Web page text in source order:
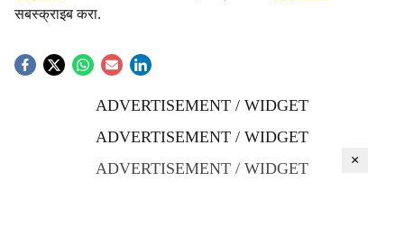
सबस्क्राइब करा.
ADVERTISEMENT / WIDGET
ADVERTISEMENT / WIDGET
ADVERTISEMENT / WIDGET
×